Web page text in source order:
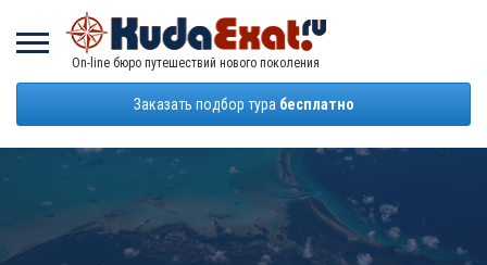
On-line бюро путешествий нового поколения
Заказать подбор тура бесплатно